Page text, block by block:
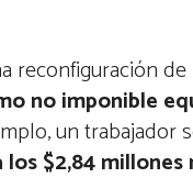
reconfiguración
no imponible
un
$2,84 millones